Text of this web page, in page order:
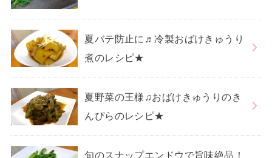
夏バテ防止に♬冷製おばけきゅうり
煮のレシピ★
夏野菜の王様♫おばけきゅうりのき
んぴらのレシピ★
旬のスナップエンドウで旨味絶品！